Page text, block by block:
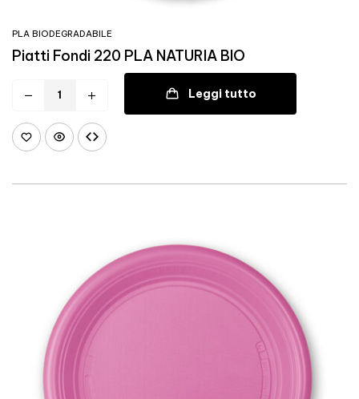
PLA BIODEGRADABILE
Piatti Fondi 220 PLA NATURIA BIO
Leggi tutto